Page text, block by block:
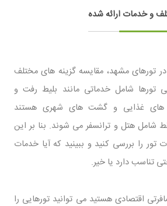
و خدمات ارائه ‌شده
تورهای مشهد، مقایسه گزینه ‌های مختلف
تورها شامل خدماتی مانند بلیط رفت ‌و
‌های غذایی و گشت‌ های شهری هستند
شامل هتل و ترانسفر می‌ شوند. بنا بر این
تور را بررسی کنید و ببینید که آیا خدمات
تناسب دارد یا خیر.
اقتصادی هستید می ‌توانید تورهایی را